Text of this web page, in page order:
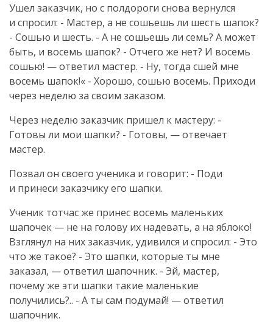
Ушел заказчик, но с полдороги снова вернулся
и спросил: - Мастер, а не сошьешь ли шесть шапок?
- Сошью и шесть. - А не сошьешь ли семь? А может
быть, и восемь шапок? - Отчего же нет? И восемь
сошью! — ответил мастер. - Ну, тогда сшей мне
восемь шапок!« - Хорошо, сошью восемь. Приходи
через неделю за своим заказом.
Через неделю заказчик пришел к мастеру: -
Готовы ли мои шапки? - Готовы, — отвечает
мастер.
Позвал он своего ученика и говорит: - Поди
и принеси заказчику его шапки.
Ученик тотчас же принес восемь маленьких
шапочек — не на голову их надевать, а на яблоко!
Взглянул на них заказчик, удивился и спросил: - Это
что же такое? - Это шапки, которые ты мне
заказал, — ответил шапочник. - Эй, мастер,
почему же эти шапки такие маленькие
получились?.. - А ты сам подумай! — ответил
шапочник.